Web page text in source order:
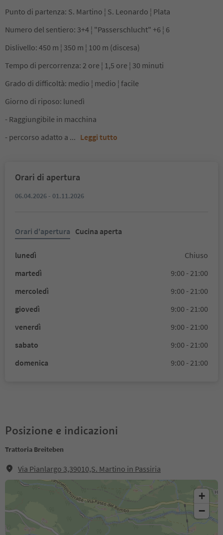
Punto di partenza: S. Martino ¦ S. Leonardo ¦ Plata
Numero del sentiero: 3+4 ¦ "Passerschlucht" +6 ¦ 6
Dislivello: 450 m ¦ 350 m ¦ 100 m (discesa)
Tempo di percorrenza: 2 ore ¦ 1,5 ore ¦ 30 minuti
Grado di difficoltà: medio ¦ medio ¦ facile
Giorno di riposo: lunedì
- Raggiungibile in macchina
- percorso adatto a ... Leggi tutto
Orari di apertura
06.04.2026 - 01.11.2026
Orari d'apertura Cucina aperta
lunedì
Chiuso
martedì
9:00 - 21:00
mercoledì
9:00 - 21:00
giovedì
9:00 - 21:00
venerdì
9:00 - 21:00
sabato
9:00 - 21:00
domenica
9:00 - 21:00
Posizione e indicazioni
Trattoria Breiteben
Via Pianlargo 3,39010,S. Martino in Passiria
+
−